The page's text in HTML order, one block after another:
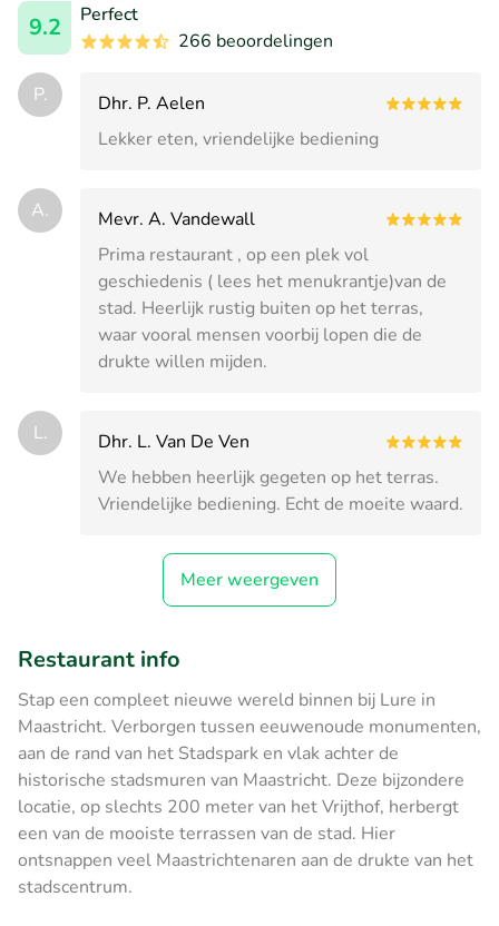
9.2
Perfect
266 beoordelingen
P.
Dhr. P. Aelen
Lekker eten, vriendelijke bediening
A.
Mevr. A. Vandewall
Prima restaurant , op een plek vol
geschiedenis ( lees het menukrantje)van de
stad. Heerlijk rustig buiten op het terras,
waar vooral mensen voorbij lopen die de
drukte willen mijden.
L.
Dhr. L. Van De Ven
We hebben heerlijk gegeten op het terras.
Vriendelijke bediening. Echt de moeite waard.
Meer weergeven
Restaurant info
Stap een compleet nieuwe wereld binnen bij Lure in
Maastricht. ​Verborgen tussen eeuwenoude monumenten,
aan de rand van het Stadspark en vlak achter de
historische stadsmuren van Maastricht. Deze bijzondere
locatie, op slechts 200 meter van het Vrijthof, herbergt
een van de mooiste terrassen van de stad. Hier
ontsnappen veel Maastrichtenaren aan de drukte van het
stadscentrum.